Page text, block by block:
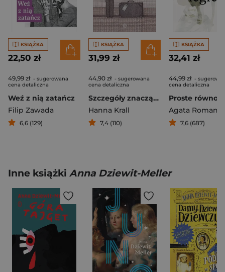
KSIĄŻKA
22,50 zł
49,99 zł - sugerowana
cena detaliczna
Weź z nią zatańcz
Filip Zawada
6,6 (129)
KSIĄŻKA
31,99 zł
44,90 zł - sugerowana
cena detaliczna
Szczegóły znaczące
Hanna Krall
7,4 (110)
KSIĄŻKA
32,41 zł
44,99 zł -
cena detaliczna
Proste
Agata
7,6 (687)
Inne książki Anna Dziewit-Meller